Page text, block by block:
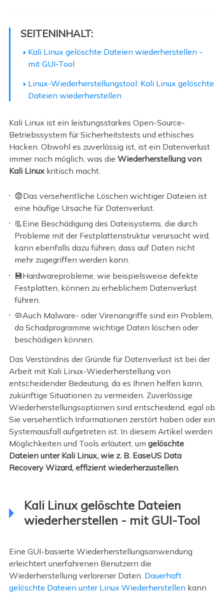
SEITENINHALT:
Kali Linux gelöschte Dateien wiederherstellen -
mit GUI-Tool
Linux-Wiederherstellungstool: Kali Linux gelöschte
Dateien wiederherstellen
Kali Linux ist ein leistungsstarkes Open-Source-
Betriebssystem für Sicherheitstests und ethisches
Hacken. Obwohl es zuverlässig ist, ist ein Datenverlust
immer noch möglich, was die Wiederherstellung von
Kali Linuxkritisch macht.
😨Das versehentliche Löschen wichtiger Dateien ist
eine häufige Ursache für Datenverlust.
📃Eine Beschädigung des Dateisystems, die durch
Probleme mit der Festplattenstruktur verursacht wird,
kann ebenfalls dazu führen, dass auf Daten nicht
mehr zugegriffen werden kann.
💾Hardwareprobleme, wie beispielsweise defekte
Festplatten, können zu erheblichem Datenverlust
führen.
🦠Auch Malware- oder Virenangriffe sind ein Problem,
da Schadprogramme wichtige Daten löschen oder
beschädigen können.
Das Verständnis der Gründe für Datenverlust ist bei der
Arbeit mit Kali Linux-Wiederherstellung von
entscheidender Bedeutung, da es Ihnen helfen kann,
zukünftige Situationen zu vermeiden. Zuverlässige
Wiederherstellungsoptionen sind entscheidend, egal ob
Sie versehentlich Informationen zerstört haben oder ein
Systemausfall aufgetreten ist. In diesem Artikel werden
Möglichkeiten und Tools erläutert, um gelöschte
Dateien unter Kali Linux, wie z. B. EaseUS Data
Recovery Wizard, effizient wiederherzustellen.
Kali Linux gelöschte Dateien
wiederherstellen - mit GUI-Tool
Eine GUI-basierte Wiederherstellungsanwendung
erleichtert unerfahrenen Benutzern die
Wiederherstellung verlorener Daten. Dauerhaft
gelöschte Dateien unter Linux Wiederherstellen kann